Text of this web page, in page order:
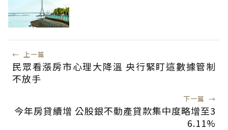
← 上一篇
民眾看漲房市心理大降溫 央行緊盯這數據管制
不放手
下一篇 →
今年房貸續增 公股銀不動產貸款集中度略增至3
6.11%